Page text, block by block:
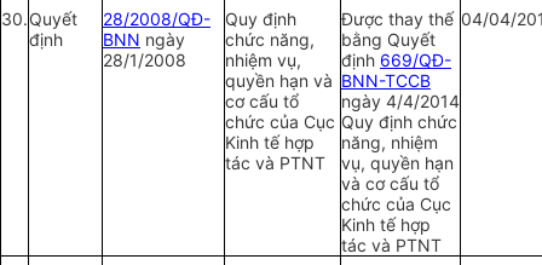
30.Quyết
định
28/2008/QĐ-
BNN ngày
28/1/2008
Quy định
chức năng,
nhiệm vụ,
quyền hạn và
cơ cấu tổ
chức của Cục
Kinh tế hợp
tác và PTNT
Được thay thế
bằng Quyết
định 669/QĐ-
BNN-TCCB
ngày 4/4/2014
Quy định chức
năng, nhiệm
vụ, quyền hạn
và cơ cấu tổ
chức của Cục
Kinh tế hợp
tác và PTNT
04/04/